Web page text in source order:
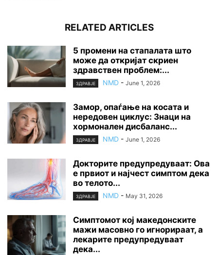
RELATED ARTICLES
5 промени на стапалата што
може да откријат скриен
здравствен проблем:...
ЗДРАВЈЕ NMD - June 1, 2026
Замор, опаѓање на косата и
нередовен циклус: Знаци на
хормонален дисбаланс...
ЗДРАВЈЕ NMD - June 1, 2026
Докторите предупредуваат: Ова
е првиот и најчест симптом дека
во телото...
ЗДРАВЈЕ NMD - May 31, 2026
Симптомот кој македонските
мажи масовно го игнорираат, а
лекарите предупредуваат
дека...